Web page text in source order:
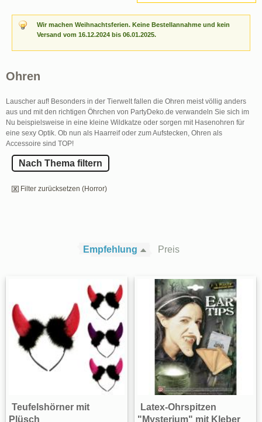
Wir machen Weihnachtsferien. Keine Bestellannahme und kein
Versand vom 16.12.2024 bis 06.01.2025.
Ohren
Lauscher auf! Besonders in der Tierwelt fallen die Ohren meist völlig anders
aus und mit den richtigen Öhrchen von PartyDeko.de verwandeln Sie sich im
Nu beispielsweise in eine kleine Wildkatze oder sorgen mit Hasenohren für
eine sexy Optik. Ob nun als Haarreif oder zum Aufstecken, Ohren als
Accessoire sind TOP!
Nach Thema filtern
Filter zurücksetzen (Horror)
Empfehlung Preis
Teufelshörner mit
Plüsch
Latex-Ohrspitzen
"Mysterium" mit Kleber